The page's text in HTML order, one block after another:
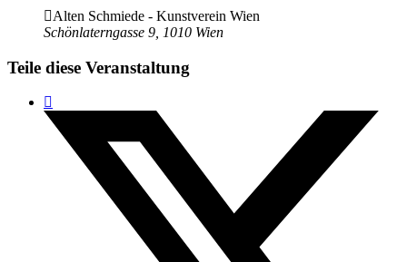
Alten Schmiede - Kunstverein Wien
Schönlaterngasse 9, 1010 Wien
Teile diese Veranstaltung